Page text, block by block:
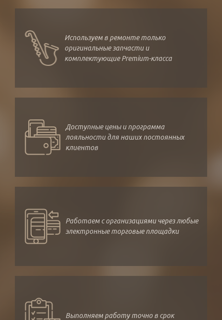
Используем в ремонте только
оригинальные запчасти и
комплектующие Premium-класса
Доступные цены и программа
лояльности для наших постоянных
клиентов
Работаем с организациями через любые
электронные торговые площадки
Выполняем работу точно в срок